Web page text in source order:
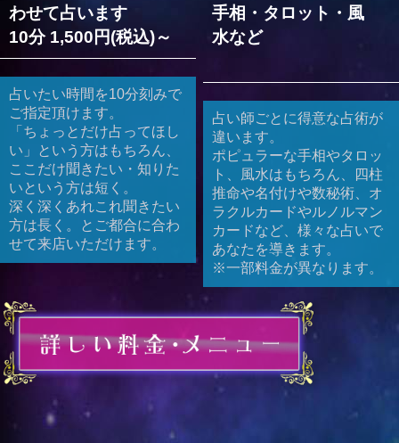
わせて占います
10分 1,500円(税込)～
占いたい時間を10分刻みで
ご指定頂けます。
「ちょっとだけ占ってほし
い」という方はもちろん、
ここだけ聞きたい・知りた
いという方は短く。
深く深くあれこれ聞きたい
方は長く。とご都合に合わ
せて来店いただけます。
手相・タロット・風
水など
占い師ごとに得意な占術が
違います。
ポピュラーな手相やタロッ
ト、風水はもちろん、四柱
推命や名付けや数秘術、オ
ラクルカードやルノルマン
カードなど、様々な占いで
あなたを導きます。
※一部料金が異なります。